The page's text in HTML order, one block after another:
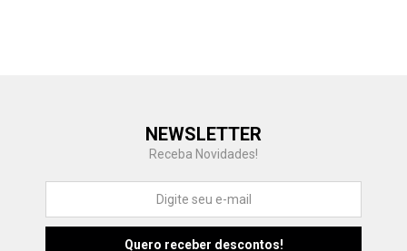
NEWSLETTER
Receba Novidades!
Fu Fujisom